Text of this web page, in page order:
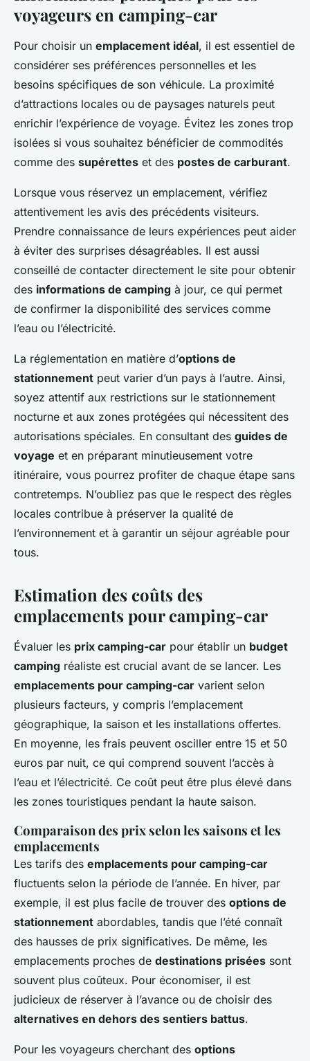
voyageurs en camping-car
Pour choisir un emplacement idéal, il est essentiel de
considérer ses préférences personnelles et les
besoins spécifiques de son véhicule. La proximité
d’attractions locales ou de paysages naturels peut
enrichir l’expérience de voyage. Évitez les zones trop
isolées si vous souhaitez bénéficier de commodités
comme des supérettes et des postes de carburant.
Lorsque vous réservez un emplacement, vérifiez
attentivement les avis des précédents visiteurs.
Prendre connaissance de leurs expériences peut aider
à éviter des surprises désagréables. Il est aussi
conseillé de contacter directement le site pour obtenir
des informations de camping à jour, ce qui permet
de confirmer la disponibilité des services comme
l’eau ou l’électricité.
La réglementation en matière d’options de
stationnement peut varier d’un pays à l’autre. Ainsi,
soyez attentif aux restrictions sur le stationnement
nocturne et aux zones protégées qui nécessitent des
autorisations spéciales. En consultant des guides de
voyage et en préparant minutieusement votre
itinéraire, vous pourrez profiter de chaque étape sans
contretemps. N’oubliez pas que le respect des règles
locales contribue à préserver la qualité de
l’environnement et à garantir un séjour agréable pour
tous.
Estimation des coûts des
emplacements pour camping-car
Évaluer les prix camping-car pour établir un budget
camping réaliste est crucial avant de se lancer. Les
emplacements pour camping-car varient selon
plusieurs facteurs, y compris l’emplacement
géographique, la saison et les installations offertes.
En moyenne, les frais peuvent osciller entre 15 et 50
euros par nuit, ce qui comprend souvent l’accès à
l’eau et l’électricité. Ce coût peut être plus élevé dans
les zones touristiques pendant la haute saison.
Comparaison des prix selon les saisons et les
emplacements
Les tarifs des emplacements pour camping-car
fluctuents selon la période de l’année. En hiver, par
exemple, il est plus facile de trouver des options de
stationnement abordables, tandis que l’été connaît
des hausses de prix significatives. De même, les
emplacements proches de destinations prisées sont
souvent plus coûteux. Pour économiser, il est
judicieux de réserver à l’avance ou de choisir des
alternatives en dehors des sentiers battus.
Pour les voyageurs cherchant des options